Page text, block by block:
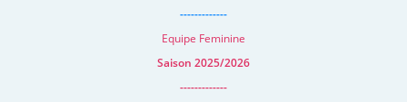
-------------
Equipe Feminine
Saison 2025/2026
-------------